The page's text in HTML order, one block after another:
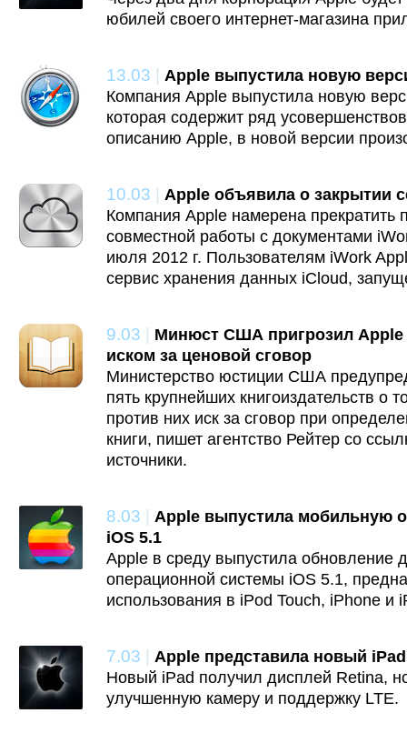
юбилей своего интернет-магазина
13.03 | Apple выпустила новую
Компания Apple выпустила новую
которая содержит ряд
описанию Apple, в новой версии
10.03 | Apple объявила о закрытии
Компания Apple намерена прекратить
совместной работы с документами
июля 2012 г. Пользователям iWork
сервис хранения данных iCloud,
9.03 | Минюст США пригрозил Apple
иском за ценовой сговор
Министерство юстиции США
пять крупнейших книгоиздательств о
против них иск за сговор при
книги, пишет агентство Рейтер со
источники.
8.03 | Apple выпустила мобильную
iOS 5.1
Apple в среду выпустила обновление
операционной системы iOS 5.1,
использования в iPod Touch, iPhone и
7.03 | Apple представила новый iPad
Новый iPad получил дисплей Retina,
улучшенную камеру и поддержку LTE.